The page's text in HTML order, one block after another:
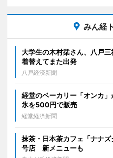
みん経
大学生の木村栞さん、八戸
着替えてまた出発
八戸経済新聞
経堂のベーカリー「オンカ
氷を500円で販売
経堂経済新聞
抹茶・日本茶カフェ「ナナ
号店 新メニューも